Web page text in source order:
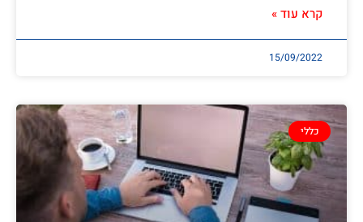
קרא עוד »
15/09/2022
כללי